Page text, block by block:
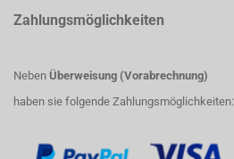
Zahlungsmöglichkeiten
Neben Überweisung (Vorabrechnung)
haben sie folgende Zahlungsmöglichkeiten: